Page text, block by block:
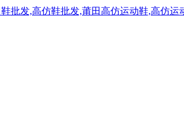
批发,高仿鞋批发,莆田高仿运动鞋,高仿运